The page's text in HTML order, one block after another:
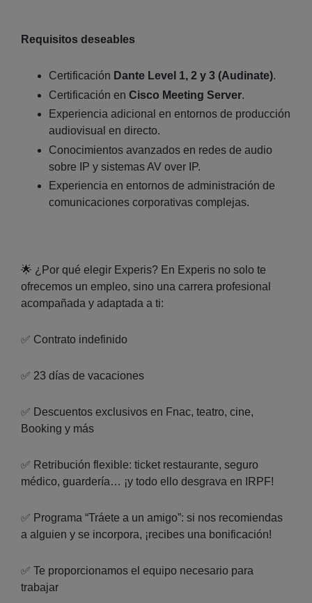
Requisitos deseables
Certificación Dante Level 1, 2 y 3 (Audinate).
Certificación en Cisco Meeting Server.
Experiencia adicional en entornos de producción
audiovisual en directo.
Conocimientos avanzados en redes de audio
sobre IP y sistemas AV over IP.
Experiencia en entornos de administración de
comunicaciones corporativas complejas.
🌟 ¿Por qué elegir Experis? En Experis no solo te
ofrecemos un empleo, sino una carrera profesional
acompañada y adaptada a ti:
✅ Contrato indefinido
✅ 23 días de vacaciones
✅ Descuentos exclusivos en Fnac, teatro, cine,
Booking y más
✅ Retribución flexible: ticket restaurante, seguro
médico, guardería… ¡y todo ello desgrava en IRPF!
✅ Programa “Tráete a un amigo”: si nos recomiendas
a alguien y se incorpora, ¡recibes una bonificación!
✅ Te proporcionamos el equipo necesario para
trabajar